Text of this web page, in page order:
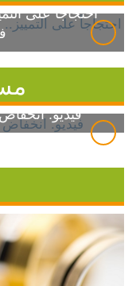
احتجاجاً على
فيديو: